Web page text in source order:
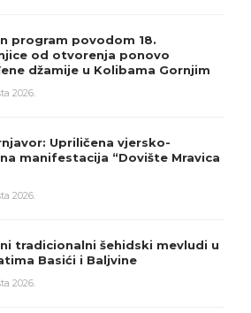
program povodom 18.
od otvorenja ponovo
džamije u Kolibama Gornjim
2026.
Upriličena vjersko-
manifestacija “Dovište Mravica
2026.
tradicionalni šehidski mevludi u
Basići i Baljvine
2026.